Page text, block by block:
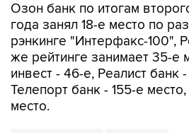
Озон банк по итогам
года занял 18-е место по
рэнкинге "Интерфакс-100",
же рейтинге занимает 35-е
инвест - 46-е, Реалист банк
Телепорт банк - 155-е
место.